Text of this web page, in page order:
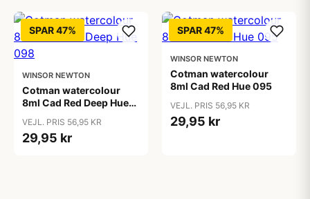
SPAR 47%
WINSOR NEWTON
Cotman watercolour
8ml Cad Red Deep Hue
VEJL. PRIS 56,95 KR
29,95 kr
SPAR 47%
WINSOR NEWTON
Cotman watercolour
8ml Cad Red Hue 095
VEJL. PRIS 56,95 KR
29,95 kr